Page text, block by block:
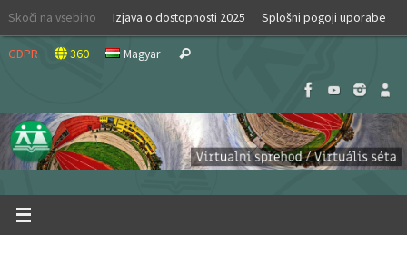
Skip
content
Skoči na vsebino Izjava o dostopnosti 2025 Splošni pogoji uporabe
GDPR 360 Magyar Search